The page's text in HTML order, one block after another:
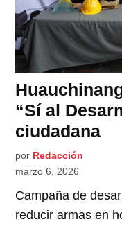
“Sí al
ciudadana
por Redacción
marzo 6, 2026
Campaña de
reducir armas en